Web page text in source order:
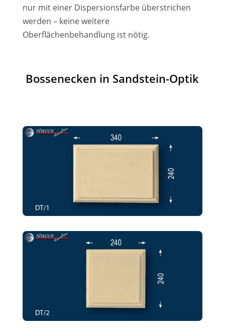
nur mit einer Dispersionsfarbe überstrichen
werden – keine weitere
Oberflächenbehandlung ist nötig.
Bossenecken in Sandstein-Optik